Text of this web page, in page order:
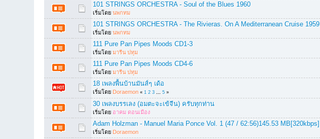
101 STRINGS ORCHESTRA - Soul of the Blues 1960
เริ่มโดยนพกทม
101 STRINGS ORCHESTRA - The Rivieras. On A Mediterranean Cruise 1959
เริ่มโดยนพกทม
111 Pure Pan Pipes Moods CD1-3
เริ่มโดยมารีน ปทุม
111 Pure Pan Pipes Moods CD4-6
เริ่มโดยมารีน ปทุม
18 เพลงพื้นบ้านมันส์ๆ เด้อ
เริ่มโดย Doraemon «1 2 3 ...5 »
30 เพลงบรรเลง (อมตะจะเข้จีน) ครับทุกท่าน
เริ่มโดย อาคม ดอนเมือง
Adam Holzman - Manuel Maria Ponce Vol. 1 (47 / 62:56)145.53 MB[320kbps]
เริ่มโดย Doraemon